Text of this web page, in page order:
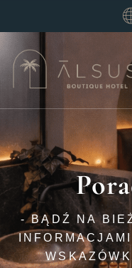
- BĄDŹ NA